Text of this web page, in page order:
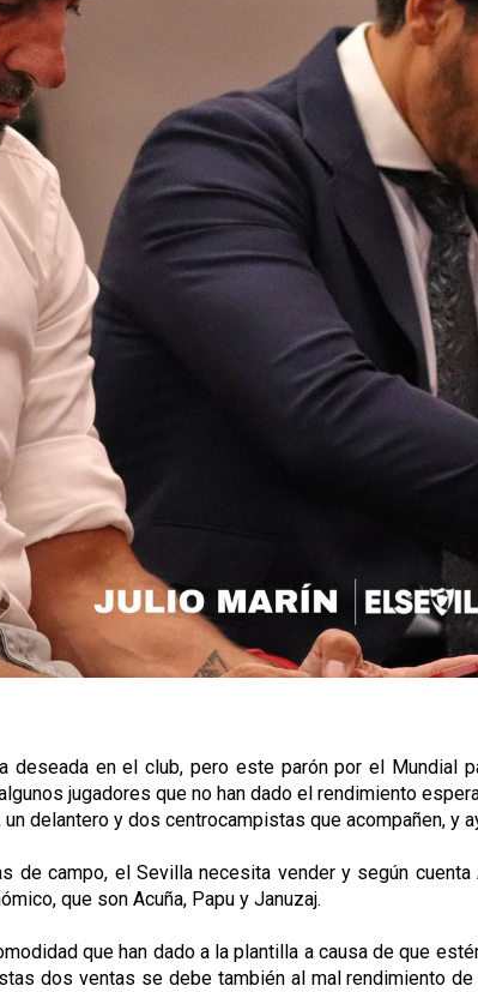
en el club, pero este parón por el Mundial
jugadores que no han dado el rendimiento
delantero y dos centrocampistas que acompañen, y
de campo, el Sevilla necesita vender y según
que son Acuña, Papu y Januzaj.
que han dado a la plantilla a causa de que
dos ventas se debe también al mal rendimiento